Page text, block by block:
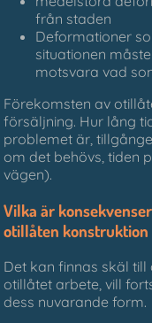
från staden
Deformationer
situationen
motsvara vad
Förekomsten av
försäljning. Hur lång
problemet är,
om det behövs, tiden
vägen).
Vilka är
otillåten konstruktion
Det kan finnas skäl
otillåtet arbete, vill
dess nuvarande form.